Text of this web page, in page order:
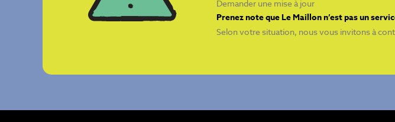
Demander une mise à jour
Prenez note que Le Maillon n’est pas un
Selon votre situation, nous vous invitons à